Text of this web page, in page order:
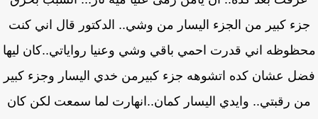
كبير من الجزء اليسار من وشي.. الدكتور قال اني كنت
اني قدرت احمي باقي وشي وعنيا رواياتي..كان ليها
عشان كده اتشوهه جزء كبيرمن خدي اليسار وجزء كبير
رقبتي.. وايدي اليسار كمان..انهارت لما سمعت لكن كان